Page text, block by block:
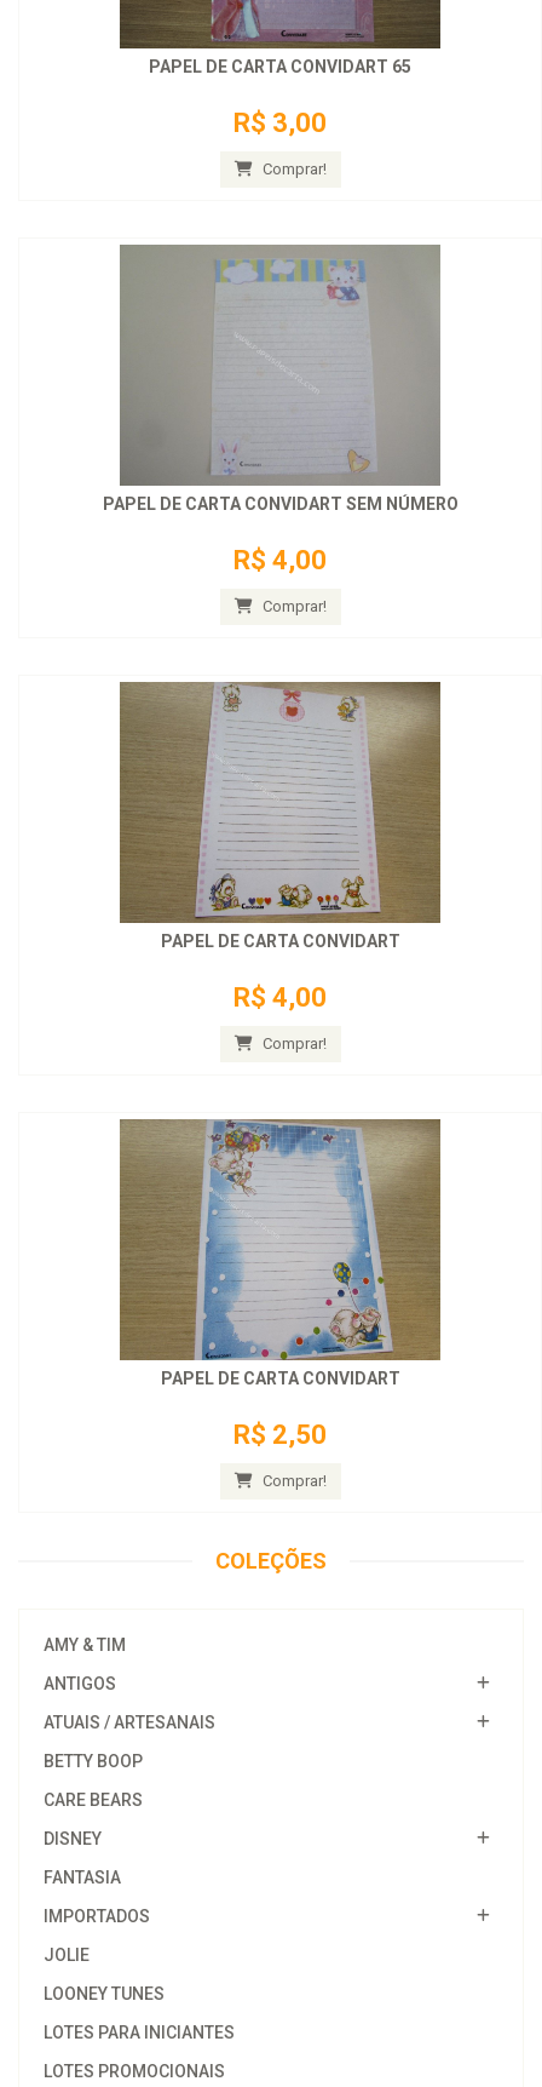
PAPEL DE CARTA CONVIDART 65
R$ 3,00
Comprar!
PAPEL DE CARTA CONVIDART SEM NÚMERO
R$ 4,00
Comprar!
PAPEL DE CARTA CONVIDART
R$ 4,00
Comprar!
PAPEL DE CARTA CONVIDART
R$ 2,50
Comprar!
COLEÇÕES
AMY & TIM
ANTIGOS
ATUAIS / ARTESANAIS
BETTY BOOP
CARE BEARS
DISNEY
FANTASIA
IMPORTADOS
JOLIE
LOONEY TUNES
LOTES PARA INICIANTES
LOTES PROMOCIONAIS